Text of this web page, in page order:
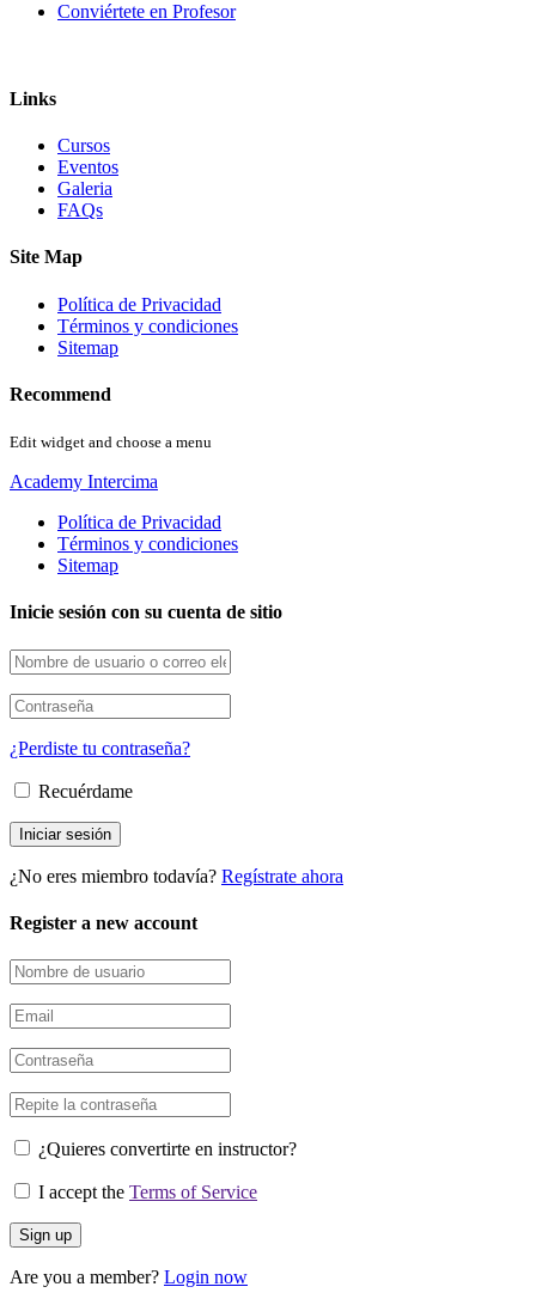
Conviértete en Profesor
Links
Cursos
Eventos
Galeria
FAQs
Site Map
Política de Privacidad
Términos y condiciones
Sitemap
Recommend
Edit widget and choose a menu
Academy Intercima
Política de Privacidad
Términos y condiciones
Sitemap
Inicie sesión con su cuenta de sitio
¿Perdiste tu contraseña?
Recuérdame
¿No eres miembro todavía? Regístrate ahora
Register a new account
¿Quieres convertirte en instructor?
I accept the Terms of Service
Are you a member? Login now